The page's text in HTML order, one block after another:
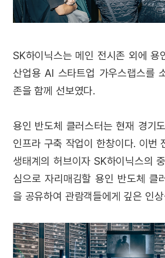
SK하이닉스는 메인 전시존 외에 용
산업용 AI 스타트업 가우스랩스를
존을 함께 선보였다.
용인 반도체 클러스터는 현재 경기
인프라 구축 작업이 한창이다. 이번
생태계의 허브이자 SK하이닉스의
심으로 자리매김할 용인 반도체 클
을 공유하여 관람객들에게 깊은 인